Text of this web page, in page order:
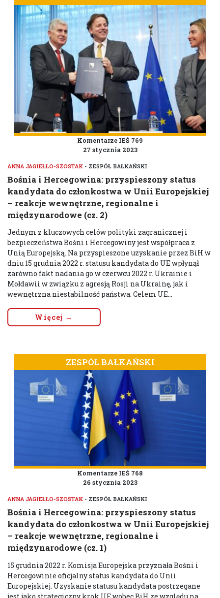
Komentarze IEŚ 769
27 stycznia 2023
ANNA JAGIEŁŁO-SZOSTAK - ZESPÓŁ BAŁKAŃSKI
Bośnia i Hercegowina: przyspieszony status
kandydata do członkostwa w Unii Europejskiej
– reakcje wewnętrzne, regionalne i
międzynarodowe (cz. 2)
Jednym z kluczowych celów polityki zagranicznej i
bezpieczeństwa Bośni i Hercegowiny jest współpraca z
Unią Europejską. Na przyspieszone uzyskanie przez BiH w
dniu 15 grudnia 2022 r. statusu kandydata do UE wpłynął
zarówno fakt nadania go w czerwcu 2022 r. Ukrainie i
Mołdawii w związku z agresją Rosji na Ukrainę, jak i
wewnętrzna niestabilność państwa. Celem UE...
Więcej →
ZESPÓŁ BAŁKAŃSKI
Komentarze IEŚ 768
26 stycznia 2023
ANNA JAGIEŁŁO-SZOSTAK - ZESPÓŁ BAŁKAŃSKI
Bośnia i Hercegowina: przyspieszony status
kandydata do członkostwa w Unii Europejskiej
– reakcje wewnętrzne, regionalne i
międzynarodowe (cz. 1)
15 grudnia 2022 r. Komisja Europejska przyznała Bośni i
Hercegowinie oficjalny status kandydata do Unii
Europejskiej. Uzyskanie statusu kandydata postrzegane
jest jako strategiczny krok UE wobec BiH ze względu na